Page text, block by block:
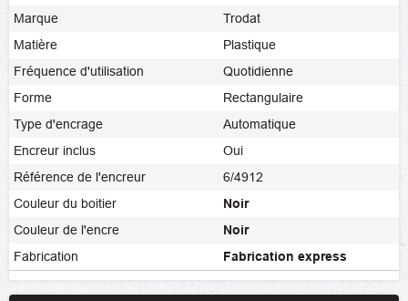
Marque
Trodat
Matière
Plastique
Fréquence d'utilisation
Quotidienne
Forme
Rectangulaire
Type d'encrage
Automatique
Encreur inclus
Oui
Référence de l'encreur
6/4912
Couleur du boitier
Noir
Couleur de l'encre
Noir
Fabrication
Fabrication express